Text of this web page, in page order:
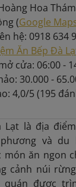
Hoa
(Google
hệ: 0918 634
Ăn Bếp Đà
cửa: 06:00 -
30.000 -
4,0/5 (195
Lạt là địa
và du
ăn ngon
cảnh núi
được